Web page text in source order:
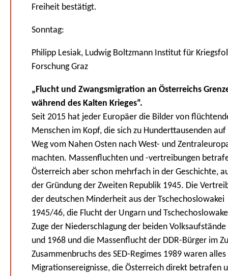
Freiheit bestätigt.
Sonntag:
Philipp Lesiak, Ludwig Boltzmann Institut für
Forschung Graz
„Flucht und Zwangsmigration an Österreichs
während des Kalten Krieges“.
Seit 2015 hat jeder Europäer die Bilder von
Menschen im Kopf, die sich zu Hunderttausenden auf
Weg vom Nahen Osten nach West- und
machten. Massenfluchten und -vertreibungen
Österreich aber schon mehrfach in der Geschichte,
der Gründung der Zweiten Republik 1945. Die
der deutschen Minderheit aus der Tschechoslowakei
1945/46, die Flucht der Ungarn und
Zuge der Niederschlagung der beiden Volksaufstände
und 1968 und die Massenflucht der DDR-Bürger im
Zusammenbruchs des SED-Regimes 1989 waren alles
Migrationsereignisse, die Österreich direkt betrafen